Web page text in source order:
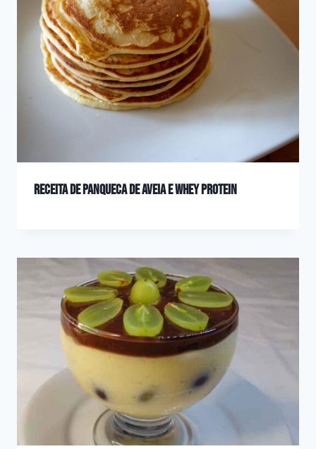
Receita de Panqueca de aveia e Whey Protein